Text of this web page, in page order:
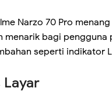
Narzo 70 Pro
menarik bagi
seperti indikator
Layar